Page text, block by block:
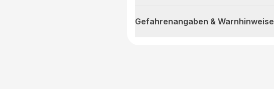
Gefahrenangaben & Warnhinweise